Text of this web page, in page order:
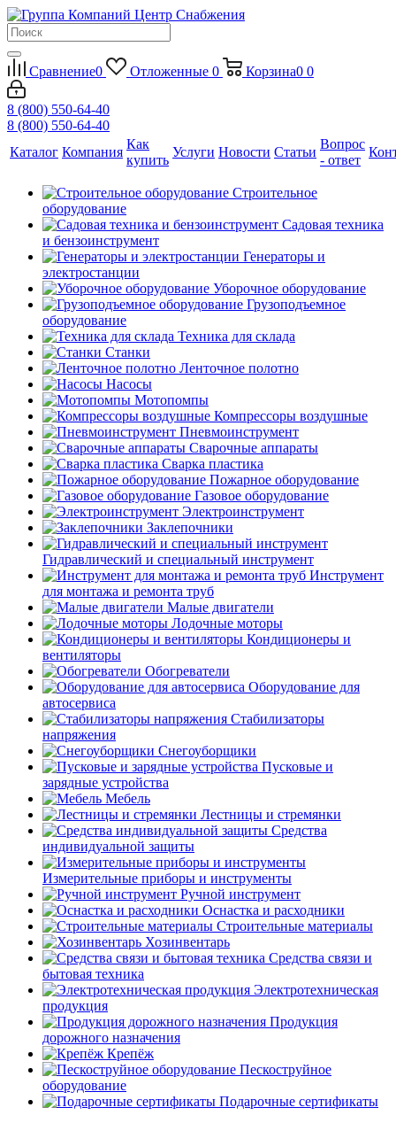
Сравнение0 Отложенные 0 Корзина0 0
8 (800) 550-64-40
8 (800) 550-64-40
Каталог Компания
Как
купить
Услуги Новости Статьи
Вопрос
- ответ
Строительное
оборудование
Садовая техника
и бензоинструмент
Генераторы и
электростанции
Уборочное оборудование
Грузоподъемное
оборудование
Техника для склада
Станки
Ленточное полотно
Насосы
Мотопомпы
Компрессоры воздушные
Пневмоинструмент
Сварочные аппараты
Сварка пластика
Пожарное оборудование
Газовое оборудование
Электроинструмент
Заклепочники
Гидравлический и специальный инструмент
Инструмент
для монтажа и ремонта труб
Малые двигатели
Лодочные моторы
Кондиционеры и
вентиляторы
Обогреватели
Оборудование для
автосервиса
Стабилизаторы
напряжения
Снегоуборщики
Пусковые и
зарядные устройства
Мебель
Лестницы и стремянки
Средства
индивидуальной защиты
Измерительные приборы и инструменты
Ручной инструмент
Оснастка и расходники
Строительные материалы
Хозинвентарь
Средства связи и
бытовая техника
Электротехническая
продукция
Продукция
дорожного назначения
Крепёж
Пескоструйное
оборудование
Подарочные сертификаты